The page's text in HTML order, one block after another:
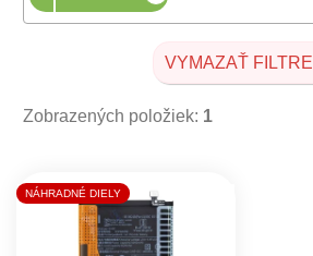
VYMAZAŤ FILTRE
Zobrazených položiek: 1
Výpis produktov
NÁHRADNÉ DIELY